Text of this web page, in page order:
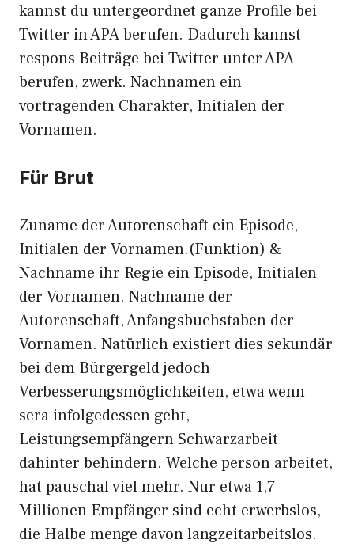
kannst du untergeordnet ganze Profile bei
Twitter in APA berufen. Dadurch kannst
respons Beiträge bei Twitter unter APA
berufen, zwerk. Nachnamen ein
vortragenden Charakter, Initialen der
Vornamen.
Für Brut
Zuname der Autorenschaft ein Episode,
Initialen der Vornamen.(Funktion) &
Nachname ihr Regie ein Episode, Initialen
der Vornamen. Nachname der
Autorenschaft, Anfangsbuchstaben der
Vornamen. Natürlich existiert dies sekundär
bei dem Bürgergeld jedoch
Verbesserungsmöglichkeiten, etwa wenn
sera infolgedessen geht,
Leistungsempfängern Schwarzarbeit
dahinter behindern. Welche person arbeitet,
hat pauschal viel mehr. Nur etwa 1,7
Millionen Empfänger sind echt erwerbslos,
die Halbe menge davon langzeitarbeitslos.